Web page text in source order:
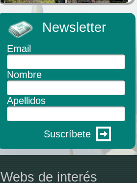
Newsletter
Email
Nombre
Apellidos
Suscríbete
Webs de interés